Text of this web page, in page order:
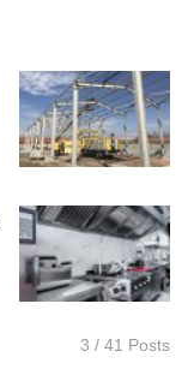
3 / 41 Posts